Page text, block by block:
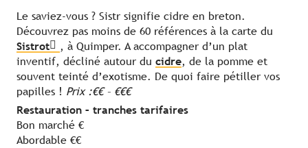
Le saviez-vous ? Sistr signifie cidre en breton.
Découvrez pas moins de 60 références à la carte du
Sistrot
, à Quimper. A accompagner d’un plat
inventif, décliné autour du cidre, de la pomme et
souvent teinté d’exotisme. De quoi faire pétiller vos
papilles ! Prix :€€ – €€€
Restauration – tranches tarifaires
Bon marché €
Abordable €€